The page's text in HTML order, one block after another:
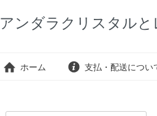
アンダラクリスタル
ホーム 支払・配送につい